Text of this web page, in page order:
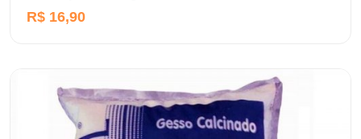
R$ 16,90